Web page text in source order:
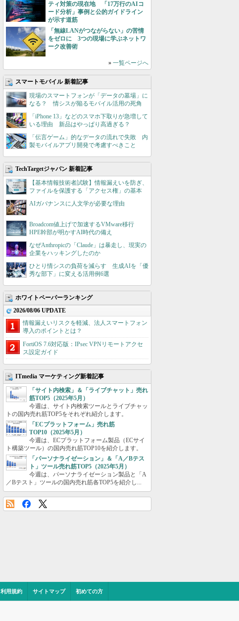
ティ対策の現在地 「17万行のAIコ
ード分析」事例と公的ガイドライン
が示す道筋
「無線LANがつながらない」の苦情
をゼロに 3つの現場に学ぶネットワ
ーク改善術
» 一覧ページへ
スマートモバイル 新着記事
現場のスマートフォンが「データの墓場」に
なる？ 情シスが陥るモバイル活用の死角
「iPhone 13」などのスマホ下取りが急増して
いる理由 新品はやっぱり高過ぎる？
「伝言ゲーム」的なデータの流れで失敗 内
製モバイルアプリ開発で考慮すべきこと
TechTargetジャパン 新着記事
【基本情報技術者試験】情報漏えいを防ぎ、
ファイルを保護する「アクセス権」の基本
AIガバナンスに人文学が必要な理由
Broadcom値上げで加速するVMware移行
HPE幹部が明かすAI時代の備え
なぜAnthropicの「Claude」は暴走し、現実の
企業をハッキングしたのか
ひとり情シスの負荷を減らす 生成AIを「優
秀な部下」に変える活用例6選
ホワイトペーパーランキング
2026/08/06 UPDATE
情報漏えいリスクを軽減、法人スマートフォン
導入のポイントとは？
FortiOS 7.6対応版：IPsec VPNリモートアクセ
ス設定ガイド
ITmedia マーケティング新着記事
「サイト内検索」＆「ライブチャット」売れ
筋TOP5（2025年5月）
今週は、サイト内検索ツールとライブチャッ
トの国内売れ筋TOP5をそれぞれ紹介します。
「ECプラットフォーム」売れ筋
TOP10（2025年5月）
今週は、ECプラットフォーム製品（ECサイ
ト構築ツール）の国内売れ筋TOP10を紹介します。
「パーソナライゼーション」＆「A／Bテス
ト」ツール売れ筋TOP5（2025年5月）
今週は、パーソナライゼーション製品と「A
／Bテスト」ツールの国内売れ筋各TOP5を紹介し...
利用規約 サイトマップ 初めての方